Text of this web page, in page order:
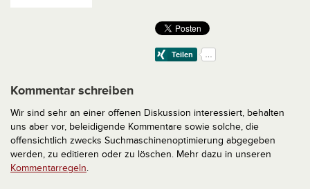
Kommentar schreiben
Wir sind sehr an einer offenen Diskussion interessiert, behalten
uns aber vor, beleidigende Kommentare sowie solche, die
offensichtlich zwecks Suchmaschinenoptimierung abgegeben
werden, zu editieren oder zu löschen. Mehr dazu in unseren
Kommentarregeln.